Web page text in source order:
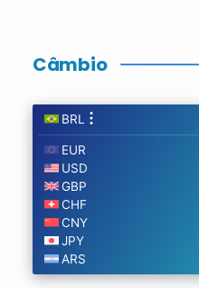
Câmbio